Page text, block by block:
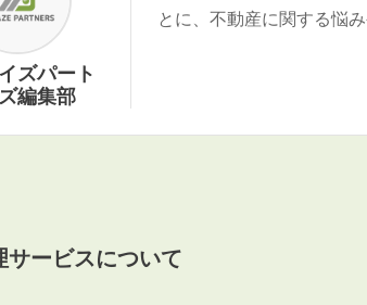
ズパート
編集部
とに、不動産に関する悩
サービスについて